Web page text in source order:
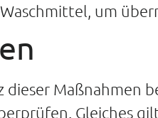
um
dieser
Gleiches